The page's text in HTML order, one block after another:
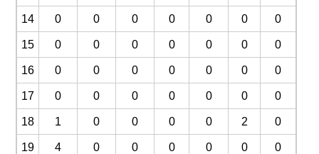
14 0 0 0 0 0 0 0
15 0 0 0 0 0 0 0
16 0 0 0 0 0 0 0
17 0 0 0 0 0 0 0
18 1 0 0 0 0 2 0
19 4 0 0 0 0 0 0